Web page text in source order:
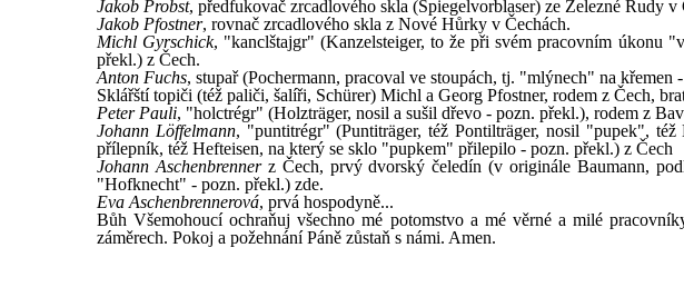
Jakob Probst, předfukovač zrcadlového skla (Spiegelvorblaser) ze Železné Rudy v
Jakob Pfostner, rovnač zrcadlového skla z Nové Hůrky v Čechách.
Michl Gyrschick, "kanclštajgr" (Kanzelsteiger, to že při svém pracovním úkonu
překl.) z Čech.
Anton Fuchs, stupař (Pochermann, pracoval ve stoupách, tj. "mlýnech" na křemen
Sklářští topiči (též paliči, šalíři, Schürer) Michl a Georg Pfostner, rodem z Čech,
Peter Pauli, "holctrégr" (Holzträger, nosil a sušil dřevo - pozn. překl.), rodem z
Johann Löffelmann, "puntitrégr" (Puntiträger, též Pontilträger, nosil "pupek",
přílepník, též Hefteisen, na který se sklo "pupkem" přilepilo - pozn. překl.) z Čech
Johann Aschenbrennerz Čech, prvý dvorský čeledín (v originále Baumann,
"Hofknecht" - pozn. překl.) zde.
Eva Aschenbrennerová, prvá hospodyně...
Bůh Všemohoucí ochraňuj všechno mé potomstvo a mé věrné a milé
záměrech. Pokoj a požehnání Páně zůstaň s námi. Amen.